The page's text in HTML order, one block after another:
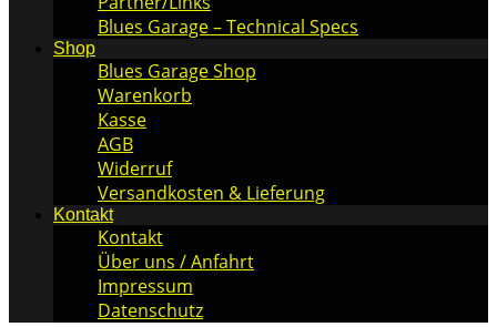
Blues Garage – Technical Specs
Shop
Blues Garage Shop
Warenkorb
Kasse
AGB
Widerruf
Versandkosten & Lieferung
Kontakt
Kontakt
Über uns / Anfahrt
Impressum
Datenschutz